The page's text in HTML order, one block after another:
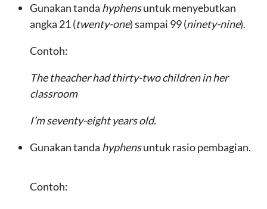
Gunakan tanda hyphensuntuk menyebutkan
angka 21 (twenty-one) sampai 99 (ninety-nine).
Contoh:
The theacher had thirty-two children in her
classroom
I’m seventy-eight years old.
Gunakan tanda hyphensuntuk rasio pembagian.
Contoh: